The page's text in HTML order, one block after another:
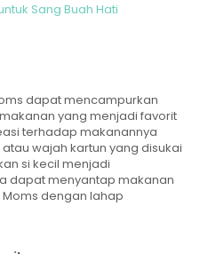
Sang Buah Hati
dapat mencampurkan
yang menjadi favorit
terhadap makanannya
wajah kartun yang disukai
si kecil menjadi
dapat menyantap makanan
dengan lahap